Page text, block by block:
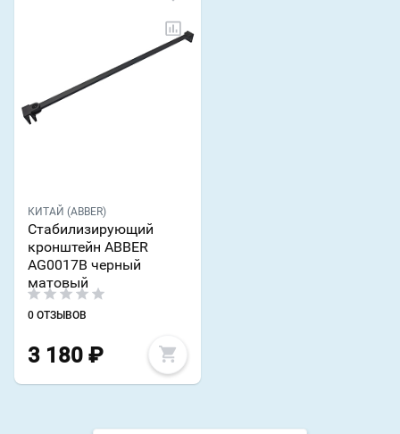
КИТАЙ (ABBER)
Стабилизирующий
кронштейн ABBER
AG0017B черный
матовый
0 ОТЗЫВОВ
3 180 ₽